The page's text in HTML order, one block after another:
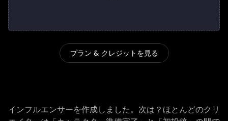
プラン & クレジットを見る
インフルエンサーを作成しました。次は？ほとんどのクリ